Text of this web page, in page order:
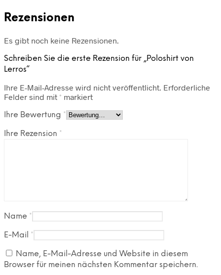
Rezensionen
Es gibt noch keine Rezensionen.
Schreiben Sie die erste Rezension für „Poloshirt von
Lerros“
Ihre E-Mail-Adresse wird nicht veröffentlicht. Erforderliche
Felder sind mit * markiert
Ihre Bewertung *
Ihre Rezension *
Name *
E-Mail *
Name, E-Mail-Adresse und Website in diesem
Browser für meinen nächsten Kommentar speichern.